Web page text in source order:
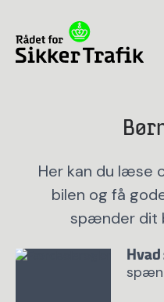
Her kan du læse
bilen og få
spænder dit